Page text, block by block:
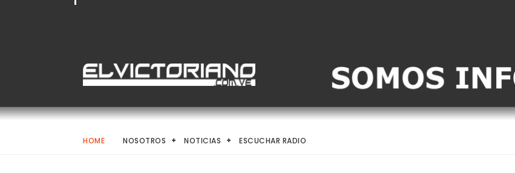
HOME NOSOTROS NOTICIAS ESCUCHAR RADIO